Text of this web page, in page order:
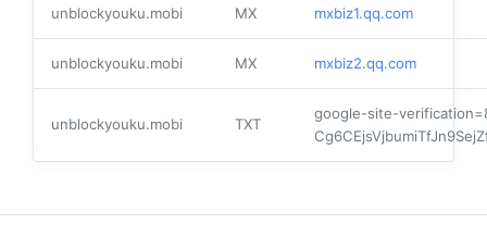
unblockyouku.mobi MX mxbiz1.qq.com
unblockyouku.mobi MX mxbiz2.qq.com
unblockyouku.mobi TXT
google-site-